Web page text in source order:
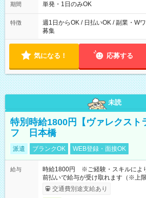
期間 単発・1日のみOK
特徴
週1日からOK / 日払いOK / 副業・W
募集
気になる！ 応募する
未読
特別時給1800円【ヴァレクスト
フ 日本橋
派遣 ブランクOK WEB登録・面接OK
給与
時給1800円 ※ご経験・スキルによ
前払いで給与が受け取れます（※上限
交通費別途支給あり